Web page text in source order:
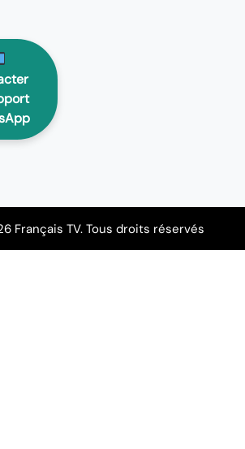
Français TV. Tous droits réservés